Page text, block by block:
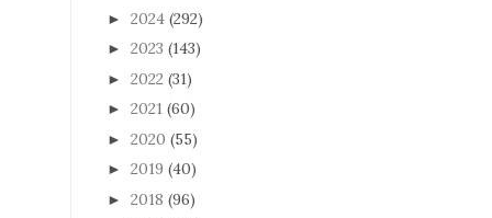
► 2024 (292)
► 2023 (143)
► 2022 (31)
► 2021 (60)
► 2020 (55)
► 2019 (40)
► 2018 (96)